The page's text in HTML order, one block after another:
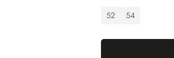
52
54